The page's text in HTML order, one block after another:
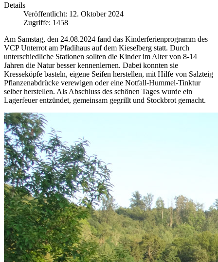
Details
Veröffentlicht: 12. Oktober 2024
Zugriffe: 1458
Am Samstag, den 24.08.2024 fand das Kinderferienprogramm des
VCP Unterrot am Pfadihaus auf dem Kieselberg statt. Durch
unterschiedliche Stationen sollten die Kinder im Alter von 8-14
Jahren die Natur besser kennenlernen. Dabei konnten sie
Kresseköpfe basteln, eigene Seifen herstellen, mit Hilfe von Salzteig
Pflanzenabdrücke verewigen oder eine Notfall-Hummel-Tinktur
selber herstellen. Als Abschluss des schönen Tages wurde ein
Lagerfeuer entzündet, gemeinsam gegrillt und Stockbrot gemacht.